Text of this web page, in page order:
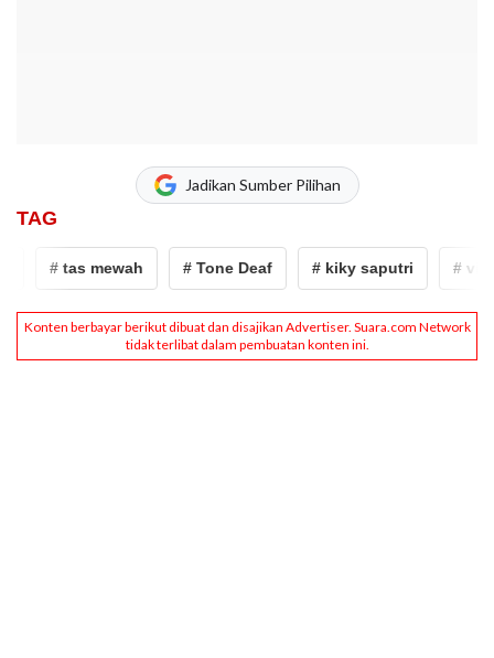
Jadikan Sumber Pilihan
TAG
# tas mewah # Tone Deaf # kiky saputri # viral